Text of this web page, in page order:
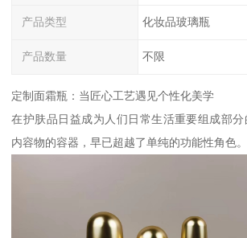
产品类型 化妆品玻璃瓶
产品数量 不限
定制面霜瓶：当匠心工艺遇见个性化美学
在护肤品日益成为人们日常生活重要组成部
内容物的容器，早已超越了单纯的功能性角色。